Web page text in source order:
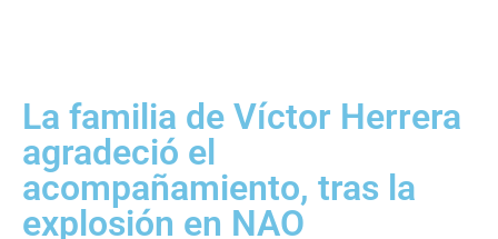
La familia de Víctor Herrera
agradeció el
acompañamiento, tras la
explosión en NAO